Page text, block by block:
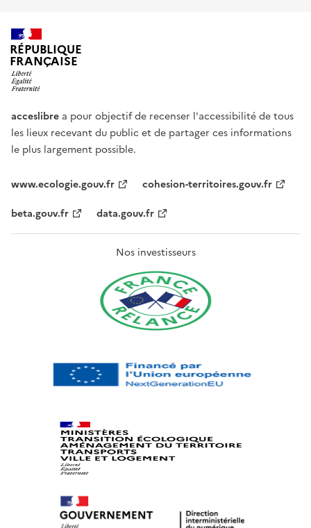
RÉPUBLIQUE
FRANÇAISE
acceslibre a pour objectif de recenser l'accessibilité de tous
les lieux recevant du public et de partager ces informations
le plus largement possible.
www.ecologie.gouv.fr
cohesion-territoires.gouv.fr
beta.gouv.fr
data.gouv.fr
Nos investisseurs